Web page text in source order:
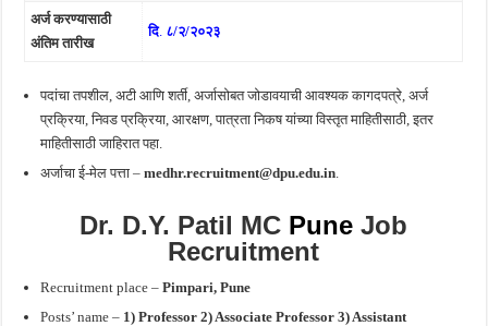
अर्ज करण्यासाठी
अंतिम तारीख
दि. ८/२/२०२३
पदांचा तपशील, अटी आणि शर्ती, अर्जासोबत जोडावयाची आवश्यक कागदपत्रे, अर्ज
प्रक्रिया, निवड प्रक्रिया, आरक्षण, पात्रता निकष यांच्या विस्तृत माहितीसाठी, इतर
माहितीसाठी जाहिरात पहा.
अर्जाचा ई-मेल पत्ता –medhr.recruitment@dpu.edu.in
Dr. D.Y. Patil MC PuneJob
Recruitment
Recruitment place –Pimpari, Pune
Posts’ name – 1) Professor 2) Associate Professor 3) Assistant